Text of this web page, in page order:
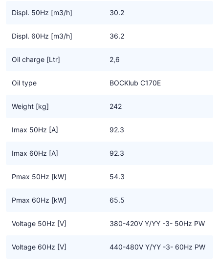
meer opbrengst
• Hoge efficiency tegen de laagste bedrijfskosten
kwaliteit componenten
oliepomp
geluidsarm
mogelijk toepassingen
• CO2 applicaties vragen om een nieuw soort systeem en
• Het is nog geen algemene oplossing voor het vervangen van
• De aanwijzingen in de handleiding voor het installeren van CO2
Displ. 50Hz [m3/h] 30.2
Displ. 60Hz [m3/h] 36.2
Oil charge [Ltr] 2,6
Oil type BOCKlub C170E
Weight [kg] 242
Imax 50Hz [A] 92.3
Imax 60Hz [A] 92.3
Pmax 50Hz [kW] 54.3
Pmax 60Hz [kW] 65.5
Voltage 50Hz [V] 380-420V Y/YY -3- 50Hz PW
Voltage 60Hz [V] 440-480V Y/YY -3- 60Hz PW